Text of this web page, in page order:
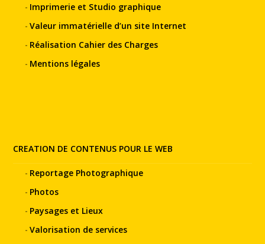
Imprimerie et Studio graphique
Valeur immatérielle d’un site Internet
Réalisation Cahier des Charges
Mentions légales
CREATION DE CONTENUS POUR LE WEB
Reportage Photographique
Photos
Paysages et Lieux
Valorisation de services